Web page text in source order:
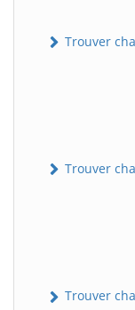
Trouver
Trouver
Trouver